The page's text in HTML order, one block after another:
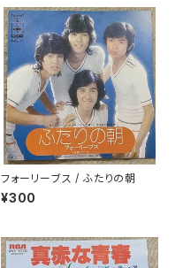
フォーリーブス / ふたりの朝
¥300